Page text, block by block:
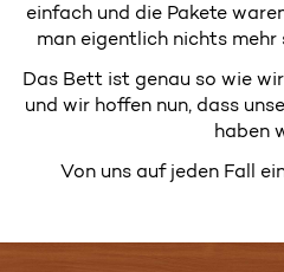
einfach und die Pakete
man eigentlich nichts
Das Bett ist genau so wie
und wir hoffen nun, dass
haben
Von uns auf jeden Fall